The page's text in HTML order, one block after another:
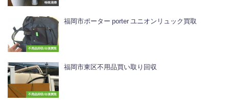
特殊清掃
不用品回収/出張買取
福岡市ポーター porter ユニオンリュック買取
不用品回収/出張買取
福岡市東区不用品買い取り回収